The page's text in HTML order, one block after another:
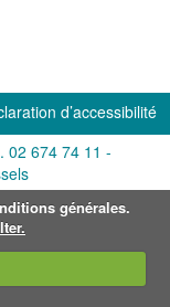
d’accessibilité
02 674 74 11 -
générales.